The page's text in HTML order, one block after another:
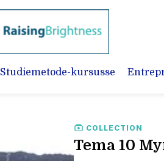
Studiemetode-kursusse
COLLECTION
Tema 10